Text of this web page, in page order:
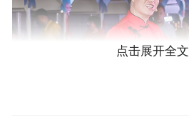
点击展开全文